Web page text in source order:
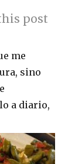
post
me
sino
a diario,